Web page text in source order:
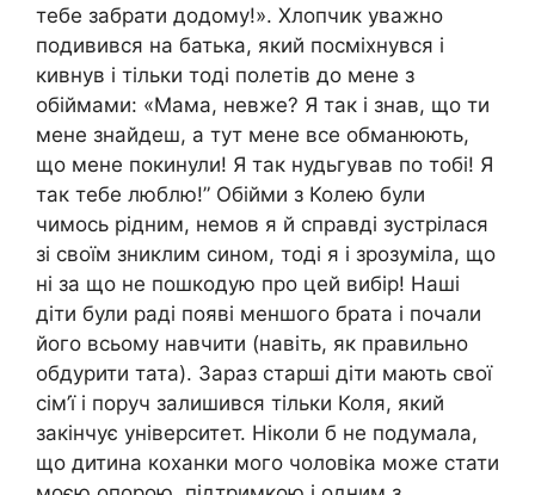
тебе забрати додому!». Хлопчик уважно
подивився на батька, який посміхнувся і
кивнув і тільки тоді полетів до мене з
обіймами: «Мама, невже? Я так і знав, що ти
мене знайдеш, а тут мене все обманюють,
що мене покинули! Я так нудьгував по тобі! Я
так тебе люблю!” Обійми з Колею були
чимось рідним, немов я й справді зустрілася
зі своїм зниклим сином, тоді я і зрозуміла, що
ні за що не пошкодую про цей вибір! Наші
діти були раді появі меншого брата і почали
його всьому навчити (навіть, як правильно
обдурити тата). Зараз старші діти мають свої
сім’ї і поруч залишився тільки Коля, який
закінчує університет. Ніколи б не подумала,
що дитина коханки мого чоловіка може стати